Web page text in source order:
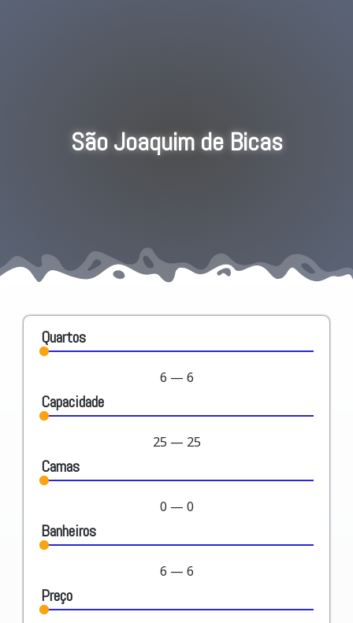
São Joaquim de Bicas
Quartos
6 — 6
Capacidade
25 — 25
Camas
0 — 0
Banheiros
6 — 6
Preço